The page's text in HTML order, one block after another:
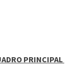
PRINCIPAL